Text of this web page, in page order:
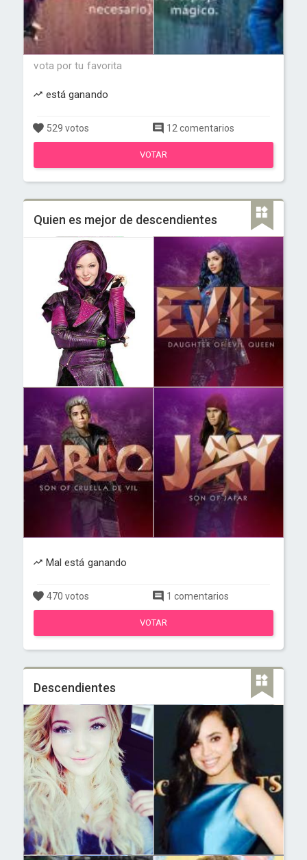
vota por tu favorita
está ganando
529 votos 12 comentarios
VOTAR
Quien es mejor de descendientes
Mal está ganando
470 votos 1 comentarios
VOTAR
Descendientes